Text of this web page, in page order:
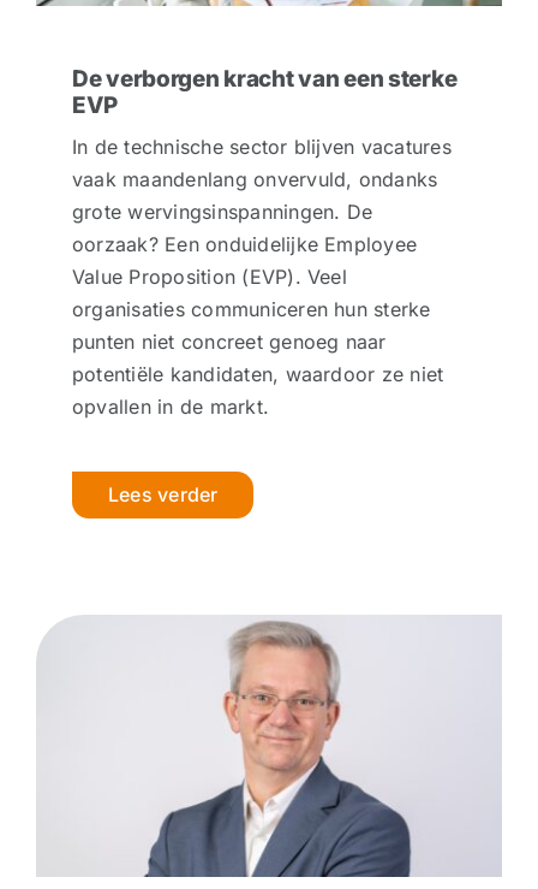
De verborgen kracht van een sterke
EVP
In de technische sector blijven vacatures
vaak maandenlang onvervuld, ondanks
grote wervingsinspanningen. De
oorzaak? Een onduidelijke Employee
Value Proposition (EVP). Veel
organisaties communiceren hun sterke
punten niet concreet genoeg naar
potentiële kandidaten, waardoor ze niet
opvallen in de markt.
Lees verder